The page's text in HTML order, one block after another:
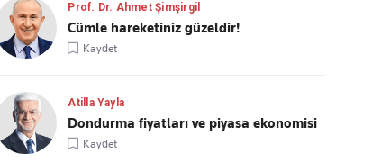
Prof. Dr. Ahmet Şimşirgil
Cümle hareketiniz güzeldir!
Kaydet
Atilla Yayla
Dondurma fiyatları ve piyasa ekonomisi
Kaydet